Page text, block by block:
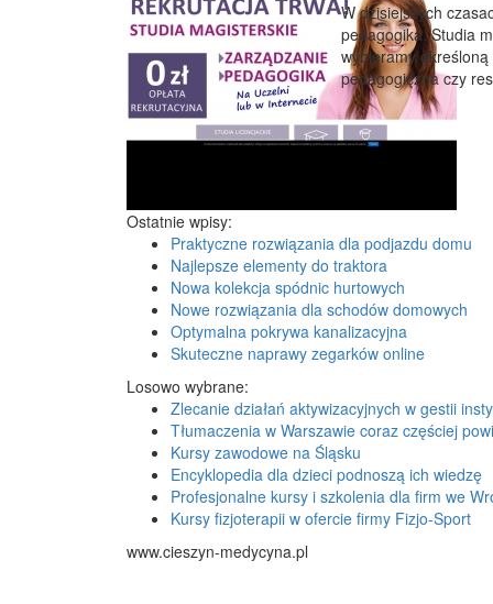
W dzisiejszych
pedagogika. Studia
wybieramy
pedagogiczna czy
Ostatnie wpisy:
Praktyczne rozwiązania dla podjazdu domu
Najlepsze elementy do traktora
Nowa kolekcja spódnic hurtowych
Nowe rozwiązania dla schodów domowych
Optymalna pokrywa kanalizacyjna
Skuteczne naprawy zegarków online
Losowo wybrane:
Zlecanie działań aktywizacyjnych w gestii
Tłumaczenia w Warszawie coraz częściej
Kursy zawodowe na Śląsku
Encyklopedia dla dzieci podnoszą ich wiedzę
Profesjonalne kursy i szkolenia dla firm we
Kursy fizjoterapii w ofercie firmy Fizjo-Sport
www.cieszyn-medycyna.pl